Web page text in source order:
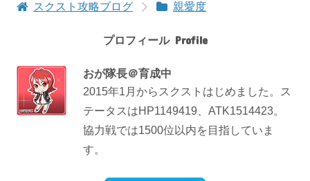
スクスト攻略ブログ 親愛度
プロフィール
おが隊長＠育成中
2015年1月からスクストはじめました。ス
テータスはHP1149419、ATK1514423。
協力戦では1500位以内を目指していま
す。